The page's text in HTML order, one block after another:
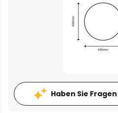
Haben Sie